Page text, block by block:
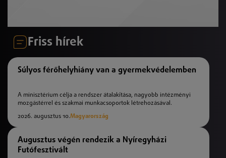
Friss hírek
Súlyos férőhelyhiány van a gyermekvédelemben
A minisztérium célja a rendszer átalakítása, nagyobb intézményi
mozgástérrel és szakmai munkacsoportok létrehozásával.
2026. augusztus 10.Magyarország
Augusztus végén rendezik a Nyíregyházi
Futófesztivált